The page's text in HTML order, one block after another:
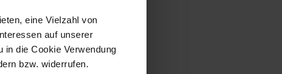
eine Vielzahl von
auf unserer
in die Cookie Verwendung
bzw. widerrufen.